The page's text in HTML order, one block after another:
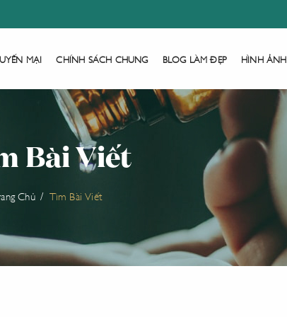
MẠI CHÍNH SÁCH CHUNG BLOG LÀM ĐẸP HÌNH ẢNH
Bài Viết
Chủ Tìm Bài Viết